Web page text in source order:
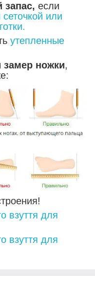
если
сеточкой или
утепленные
замер ножки,
взуття для
взуття для